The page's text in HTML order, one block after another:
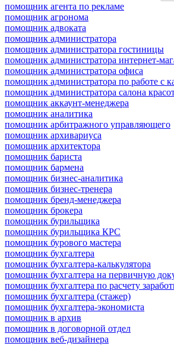
помощник агента по рекламе
помощник агронома
помощник адвоката
помощник администратора
помощник администратора гостиницы
помощник администратора интернет-
помощник администратора офиса
помощник администратора по работе с
помощник администратора салона
помощник аккаунт-менеджера
помощник аналитика
помощник арбитражного управляющего
помощник архивариуса
помощник архитектора
помощник бариста
помощник бармена
помощник бизнес-аналитика
помощник бизнес-тренера
помощник бренд-менеджера
помощник брокера
помощник бурильщика
помощник бурильщика КРС
помощник бурового мастера
помощник бухгалтера
помощник бухгалтера-калькулятора
помощник бухгалтера на первичную
помощник бухгалтера по расчету
помощник бухгалтера (стажер)
помощник бухгалтера-экономиста
помощник в архив
помощник в договорной отдел
помощник веб-дизайнера